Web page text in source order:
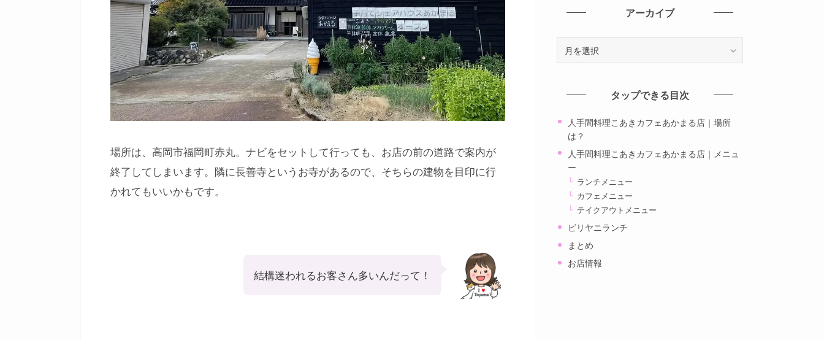
場所は、高岡市福岡町赤丸。ナビをセットして行っても、お店の前の道路で案内が
終了してしまいます。隣に長善寺というお寺があるので、そちらの建物を目印に行
かれてもいいかもです。
結構迷われるお客さん多いんだって！
アーカイブ
タップできる目次
人手間料理こあきカフェあかまる店｜場所
は？
人手間料理こあきカフェあかまる店｜メニュ
ー
ランチメニュー
カフェメニュー
テイクアウトメニュー
ビリヤニランチ
まとめ
お店情報